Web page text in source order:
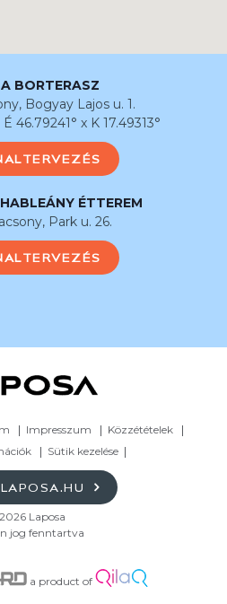
BORTERASZ
Bogyay Lajos u. 1.
46.79241° x K 17.49313°
ÉTTEREM
Park u. 26.
Impresszum
Közzétételek
Sütik kezelése
Laposa
jog fenntartva
a product of